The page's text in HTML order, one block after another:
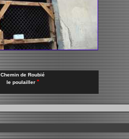
Chemin de Roubié
le poulailler *